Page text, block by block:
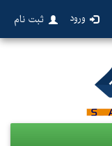
ورود ثبت نام